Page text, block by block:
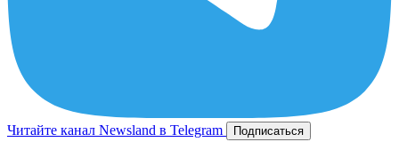
Читайте канал Newsland в Telegram Подписаться